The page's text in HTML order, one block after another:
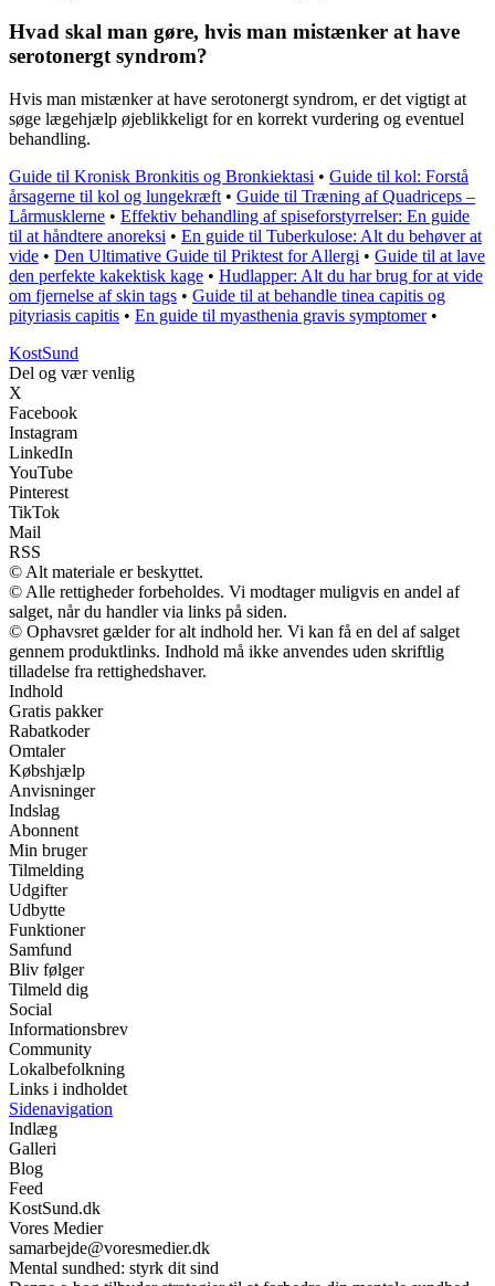
Hvad skal man gøre, hvis man mistænker at have
serotonergt syndrom?
Hvis man mistænker at have serotonergt syndrom, er det vigtigt at
søge lægehjælp øjeblikkeligt for en korrekt vurdering og eventuel
behandling.
Guide til Kronisk Bronkitis og Bronkiektasi • Guide til kol: Forstå
årsagerne til kol og lungekræft • Guide til Træning af Quadriceps –
Lårmusklerne • Effektiv behandling af spiseforstyrrelser: En guide
til at håndtere anoreksi • En guide til Tuberkulose: Alt du behøver at
vide • Den Ultimative Guide til Priktest for Allergi • Guide til at lave
den perfekte kakektisk kage • Hudlapper: Alt du har brug for at vide
om fjernelse af skin tags • Guide til at behandle tinea capitis og
pityriasis capitis • En guide til myasthenia gravis symptomer•
KostSund
Del og vær venlig
X
Facebook
Instagram
LinkedIn
YouTube
Pinterest
TikTok
Mail
RSS
© Alt materiale er beskyttet.
© Alle rettigheder forbeholdes. Vi modtager muligvis en andel af
salget, når du handler via links på siden.
© Ophavsret gælder for alt indhold her. Vi kan få en del af salget
gennem produktlinks. Indhold må ikke anvendes uden skriftlig
tilladelse fra rettighedshaver.
Indhold
Gratis pakker
Rabatkoder
Omtaler
Købshjælp
Anvisninger
Indslag
Abonnent
Min bruger
Tilmelding
Udgifter
Udbytte
Funktioner
Samfund
Bliv følger
Tilmeld dig
Social
Informationsbrev
Community
Lokalbefolkning
Links i indholdet
Sidenavigation
Indlæg
Galleri
Blog
Feed
KostSund.dk
Vores Medier
samarbejde@voresmedier.dk
Mental sundhed: styrk dit sind